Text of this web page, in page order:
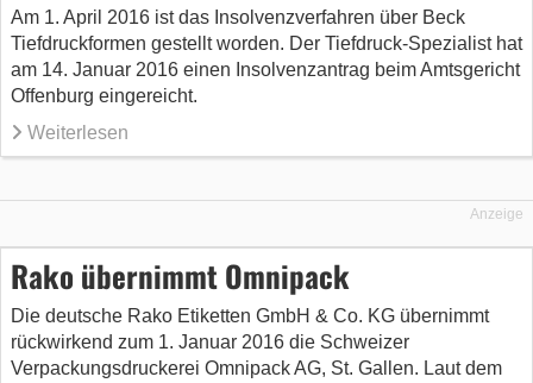
Am 1. April 2016 ist das Insolvenzverfahren über Beck
Tiefdruckformen gestellt worden. Der Tiefdruck-Spezialist hat
am 14. Januar 2016 einen Insolvenzantrag beim Amtsgericht
Offenburg eingereicht.
Weiterlesen
Anzeige
Rako übernimmt Omnipack
Die deutsche Rako Etiketten GmbH & Co. KG übernimmt
rückwirkend zum 1. Januar 2016 die Schweizer
Verpackungsdruckerei Omnipack AG, St. Gallen. Laut dem